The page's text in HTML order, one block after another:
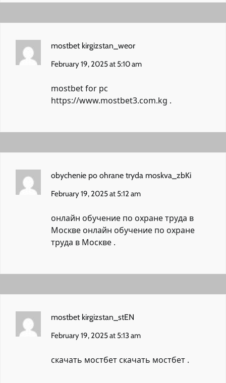
mostbet kirgizstan_weor
February 19, 2025 at 5:10 am
mostbet for pc
https://www.mostbet3.com.kg .
obychenie po ohrane tryda moskva_zbKi
February 19, 2025 at 5:12 am
онлайн обучение по охране труда в
Москвеонлайн обучение по охране
труда в Москве .
mostbet kirgizstan_stEN
February 19, 2025 at 5:13 am
скачать мостбетскачать мостбет .